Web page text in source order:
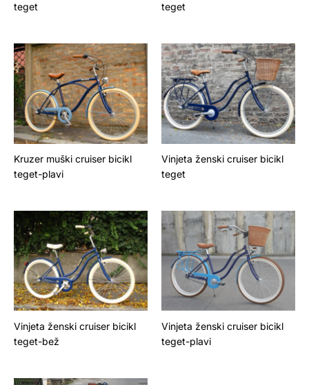
teget
teget
Kruzer muški cruiser bicikl
teget-plavi
Vinjeta ženski cruiser bicikl
teget
Vinjeta ženski cruiser bicikl
teget-bež
Vinjeta ženski cruiser bicikl
teget-plavi